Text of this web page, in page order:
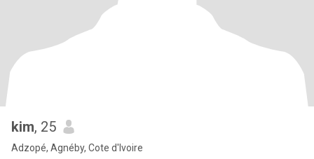
kim, 25
Adzopé, Agnéby, Cote d'Ivoire